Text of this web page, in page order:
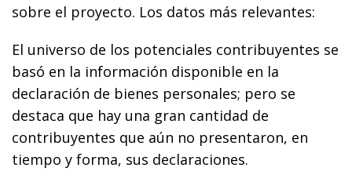
sobre el proyecto. Los datos más relevantes:
El universo de los potenciales contribuyentes se
basó en la información disponible en la
declaración de bienes personales; pero se
destaca que hay una gran cantidad de
contribuyentes que aún no presentaron, en
tiempo y forma, sus declaraciones.